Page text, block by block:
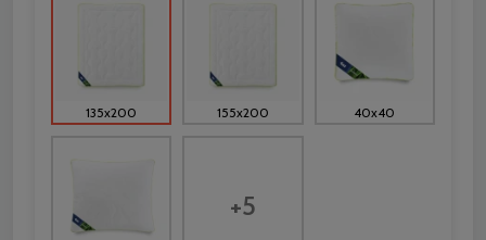
135x200 155x200 40x40
+5